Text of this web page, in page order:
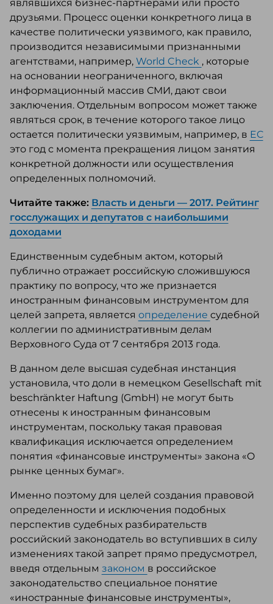
являвшихся бизнес-партнерами или просто
друзьями. Процесс оценки конкретного лица в
качестве политически уязвимого, как правило,
производится независимыми признанными
агентствами, например, World Check , которые
на основании неограниченного, включая
информационный массив СМИ, дают свои
заключения. Отдельным вопросом может также
являться срок, в течение которого такое лицо
остается политически уязвимым, например, в ЕС
это год с момента прекращения лицом занятия
конкретной должности или осуществления
определенных полномочий.
Читайте также: Власть и деньги — 2017. Рейтинг
госслужащих и депутатов с наибольшими
доходами
Единственным судебным актом, который
публично отражает российскую сложившуюся
практику по вопросу, что же признается
иностранным финансовым инструментом для
целей запрета, является определение судебной
коллегии по административным делам
Верховного Суда от 7 сентября 2013 года.
В данном деле высшая судебная инстанция
установила, что доли в немецком Gesellschaft mit
beschränkter Haftung (GmbH) не могут быть
отнесены к иностранным финансовым
инструментам, поскольку такая правовая
квалификация исключается определением
понятия «финансовые инструменты» закона «О
рынке ценных бумаг».
Именно поэтому для целей создания правовой
определенности и исключения подобных
перспектив судебных разбирательств
российский законодатель во вступивших в силу
изменениях такой запрет прямо предусмотрел,
введя отдельным законом в российское
законодательство специальное понятие
«иностранные финансовые инструменты»,